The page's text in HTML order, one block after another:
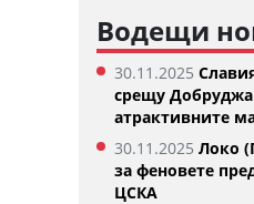
Водещи
30.11.2025
срещу
атрактивните
30.11.2025 Локо
за феновете
ЦСКА
02:59